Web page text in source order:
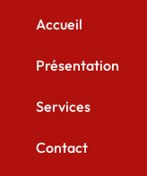
Accueil
Présentation
Services
Contact